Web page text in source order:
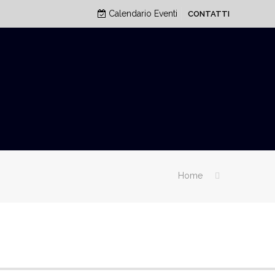
Calendario Eventi CONTATTI
Home